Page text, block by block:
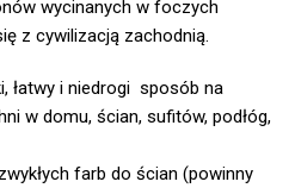
wycinanych w foczych
z cywilizacją zachodnią.
łatwy i niedrogi sposób na
w domu, ścian, sufitów, podłóg,
farb do ścian (powinny